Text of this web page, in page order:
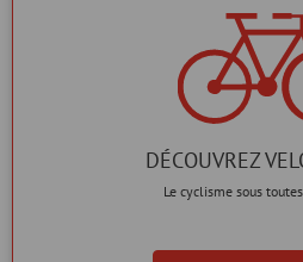
DÉCOUVREZ
Le cyclisme sous